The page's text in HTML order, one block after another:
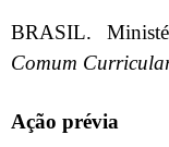
BRASIL.
Comum
Ação prévia